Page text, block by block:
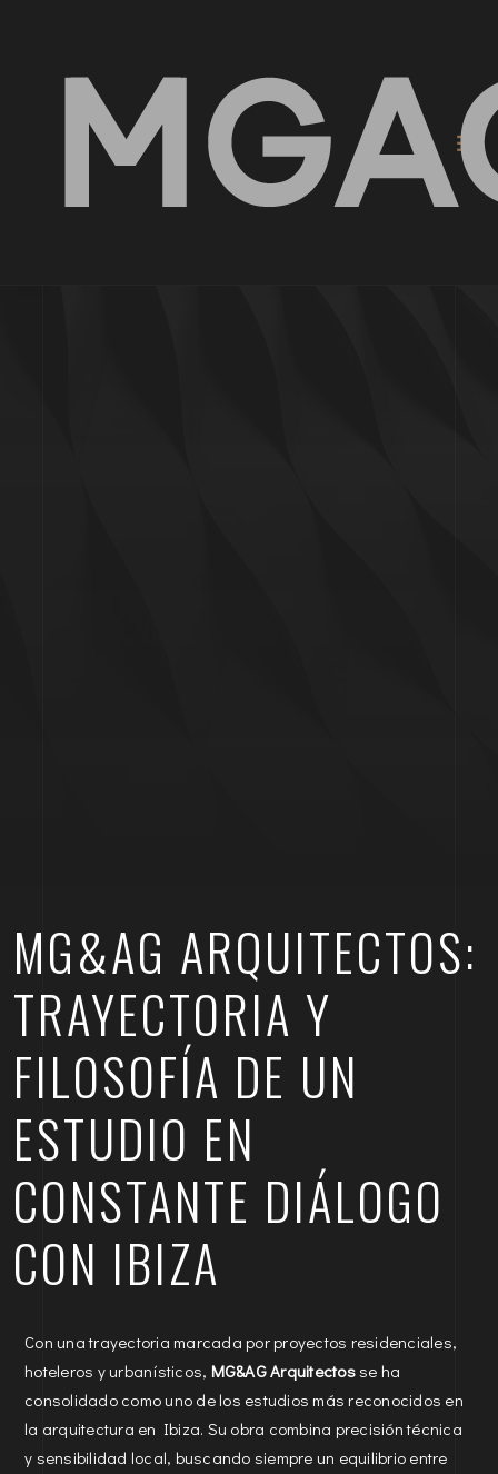
MG&AG ARQUITECTOS:
TRAYECTORIA Y
FILOSOFÍA DE UN
ESTUDIO EN
CONSTANTE DIÁLOGO
CON IBIZA
Con una trayectoria marcada por proyectos residenciales,
hoteleros y urbanísticos, MG&AG Arquitectosse ha
consolidado como uno de los estudios más reconocidos en
la arquitectura en Ibiza. Su obra combina precisión técnica
y sensibilidad local, buscando siempre un equilibrio entre